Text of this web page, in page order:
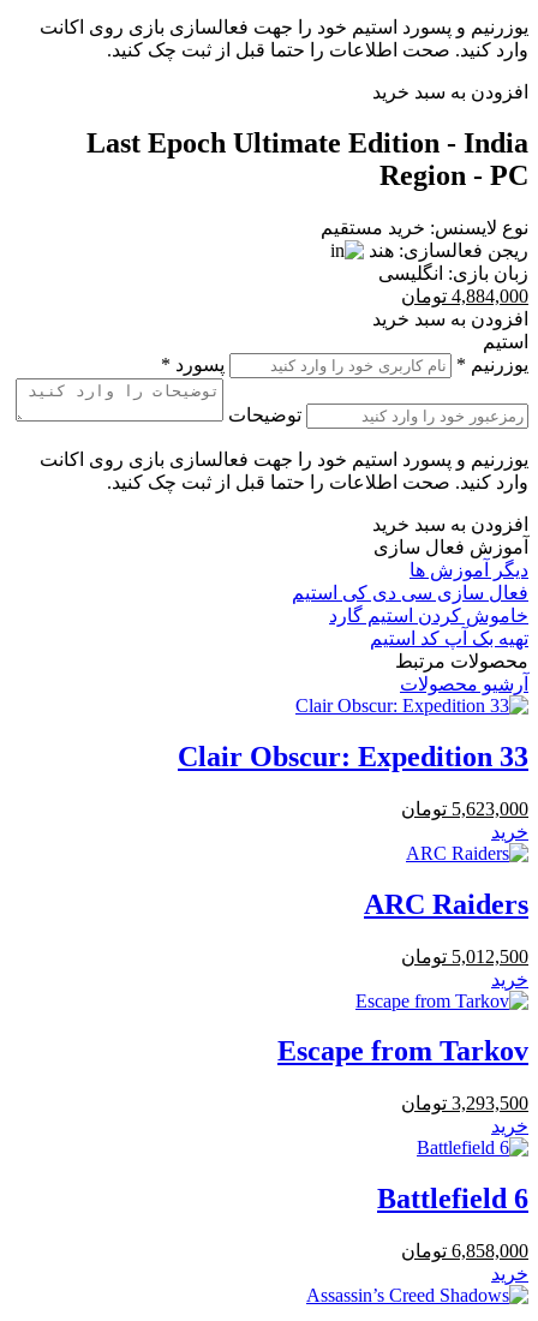
یوزرنیم و پسورد استیم خود را جهت فعالسازی بازی روی اکانت
وارد کنید. صحت اطلاعات را حتما قبل از ثبت چک کنید.
افزودن به سبد خرید
Last Epoch Ultimate Edition - India
Region - PC
نوع لایسنس: خرید مستقیم
ریجن فعالسازی: هند
زبان بازی: انگلیسی
4,884,000 تومان
افزودن به سبد خرید
استیم
یوزرنیم * پسورد *
توضیحات
یوزرنیم و پسورد استیم خود را جهت فعالسازی بازی روی اکانت
وارد کنید. صحت اطلاعات را حتما قبل از ثبت چک کنید.
افزودن به سبد خرید
آموزش فعال سازی
دیگر آموزش ها
فعال سازی سی دی کی استیم
خاموش کردن استیم گارد
تهیه بک آپ کد استیم
محصولات مرتبط
آرشیو محصولات
Clair Obscur: Expedition 33
5,623,000 تومان
خرید
ARC Raiders
5,012,500 تومان
خرید
Escape from Tarkov
3,293,500 تومان
خرید
Battlefield 6
6,858,000 تومان
خرید